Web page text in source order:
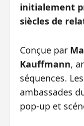
initialement
siècles de
Conçue par
Kauffmann,
séquences.
ambassades
pop‑up et